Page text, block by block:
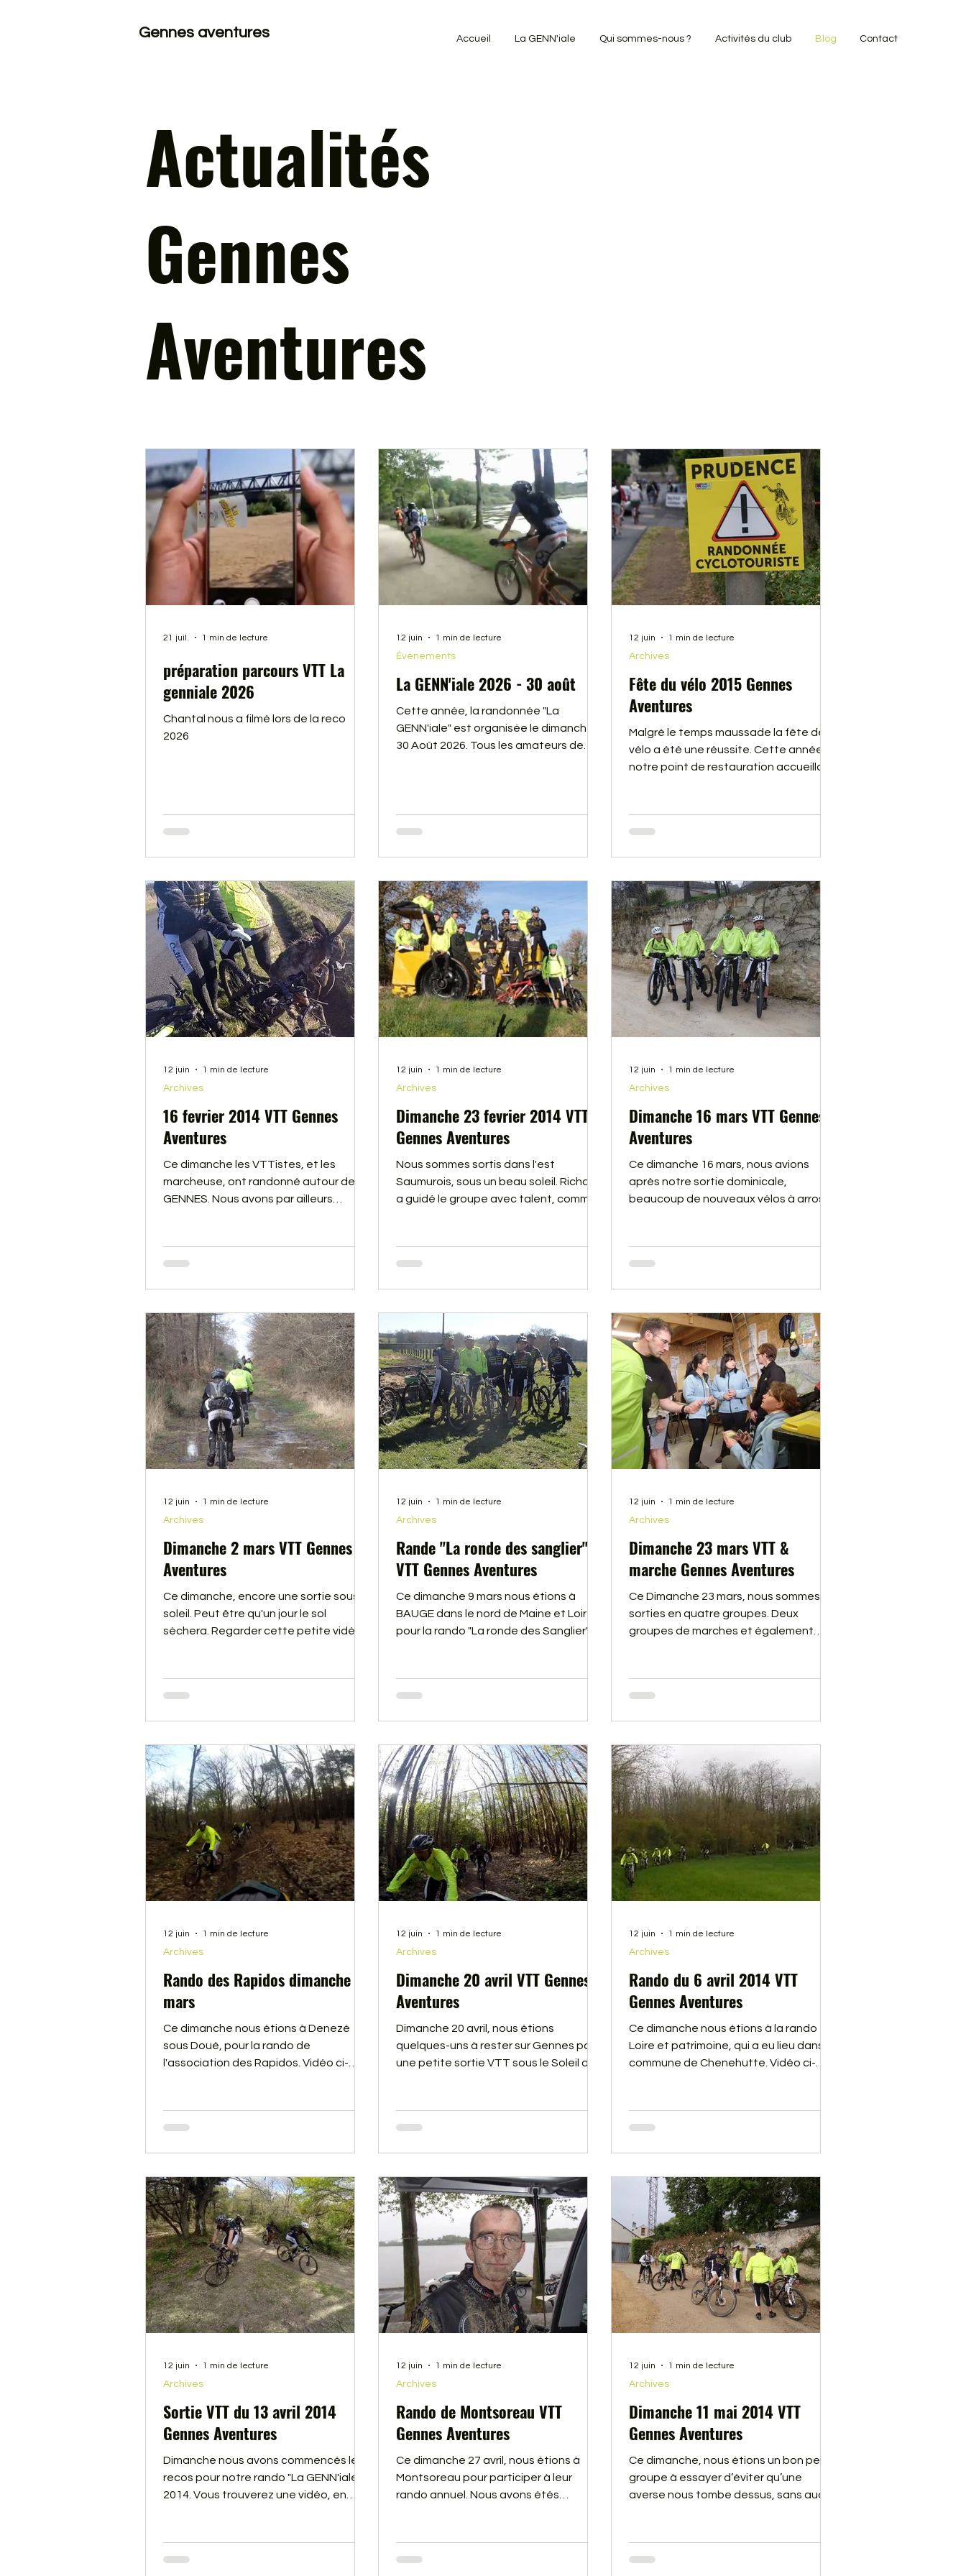
Gennes aventures Accueil La GENN'iale Qui sommes-nous ? Activités du club Blog Contact
Actualités
Gennes
Aventures
préparation parcours VTT La
genniale 2026
Chantal nous a filmé lors de la reco
2026
21 juil. 1 min de lecture
La GENN'iale 2026 - 30 août
Cette année, la randonnée "La
GENN'iale" est organisée le dimanche
30 Août 2026. Tous les amateurs de
la 17e édition, les 60 bénévoles de
l'association GENNES AVENTURES
par les forêts et coteaux de Loire.
Événements
12 juin 1 min de lecture
Fête du vélo 2015 Gennes
Aventures
Malgré le temps maussade la fête de
vélo a été une réussite. Cette année
notre point de restauration accueillait,
participaient à l’évènement Anjou Vélo
Vintage. En cliquant sur ce lien, vous
régnait sur la calle de Gennes ce
dimanche 14 juin 2015.Vous pouvez
également visionner un deuxième
album en cliquant sur ce lien : 2e AL
Archives
12 juin 1 min de lecture
16 fevrier 2014 VTT Gennes
Aventures
Ce dimanche les VTTistes, et les
marcheuse, ont randonné autour de
GENNES. Nous avons par ailleurs
Archives
12 juin 1 min de lecture
Dimanche 23 fevrier 2014 VTT
Gennes Aventures
Nous sommes sortis dans l'est
Saumurois, sous un beau soleil. Richard
a guidé le groupe avec talent, comme
Archives
12 juin 1 min de lecture
Dimanche 16 mars VTT Gennes
Aventures
Ce dimanche 16 mars, nous avions
après notre sortie dominicale,
beaucoup de nouveaux vélos à arroser.
Archives
12 juin 1 min de lecture
Dimanche 2 mars VTT Gennes
Aventures
Ce dimanche, encore une sortie sous le
soleil. Peut être qu'un jour le sol
sèchera. Regarder cette petite vidéo,
Archives
12 juin 1 min de lecture
Rande "La ronde des sanglier"
VTT Gennes Aventures
Ce dimanche 9 mars nous étions à
BAUGE dans le nord de Maine et Loire,
pour la rando "La ronde des Sanglier".
comme les sangliers, des bains de
boues à gogo.
Archives
12 juin 1 min de lecture
Dimanche 23 mars VTT &
marche Gennes Aventures
Ce Dimanche 23 mars, nous sommes
sorties en quatre groupes. Deux
groupes de marches et également
chutes sans bobos. Il y a eu également
un petit problème technique. Vous
Archives
12 juin 1 min de lecture
Rando des Rapidos dimanche 30
mars
Ce dimanche nous étions à Denezé
sous Doué, pour la rando de
l'association des Rapidos. Vidéo ci-
Archives
12 juin 1 min de lecture
Dimanche 20 avril VTT Gennes
Aventures
Dimanche 20 avril, nous étions
quelques-uns à rester sur Gennes pour
une petite sortie VTT sous le Soleil du
Archives
12 juin 1 min de lecture
Rando du 6 avril 2014 VTT
Gennes Aventures
Ce dimanche nous étions à la rando
Loire et patrimoine, qui a eu lieu dans la
commune de Chenehutte. Vidéo ci-
Archives
12 juin 1 min de lecture
Sortie VTT du 13 avril 2014
Gennes Aventures
Dimanche nous avons commencés les
recos pour notre rando "La GENN'iale"
2014. Vous trouverez une vidéo, en
caméra nous a lachée, il manque donc
des images.
Archives
12 juin 1 min de lecture
Rando de Montsoreau VTT
Gennes Aventures
Ce dimanche 27 avril, nous étions à
Montsoreau pour participer à leur
rando annuel. Nous avons étés
la rando était sympa. Vous trouverez le
film ci-dessous
Archives
12 juin 1 min de lecture
Dimanche 11 mai 2014 VTT
Gennes Aventures
Ce dimanche, nous étions un bon petit
groupe à essayer d’éviter qu’une
averse nous tombe dessus, sans aucun
qui aura lieu cette année le 31 Août.
Nous étions accompagnés de Franck,
Archives
12 juin 1 min de lecture